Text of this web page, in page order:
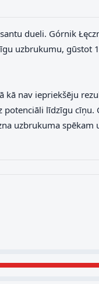
dueli. Górnik
uzbrukumu, gūstot
kā nav iepriekšēju
līdzīgu
uzbrukuma spēkam